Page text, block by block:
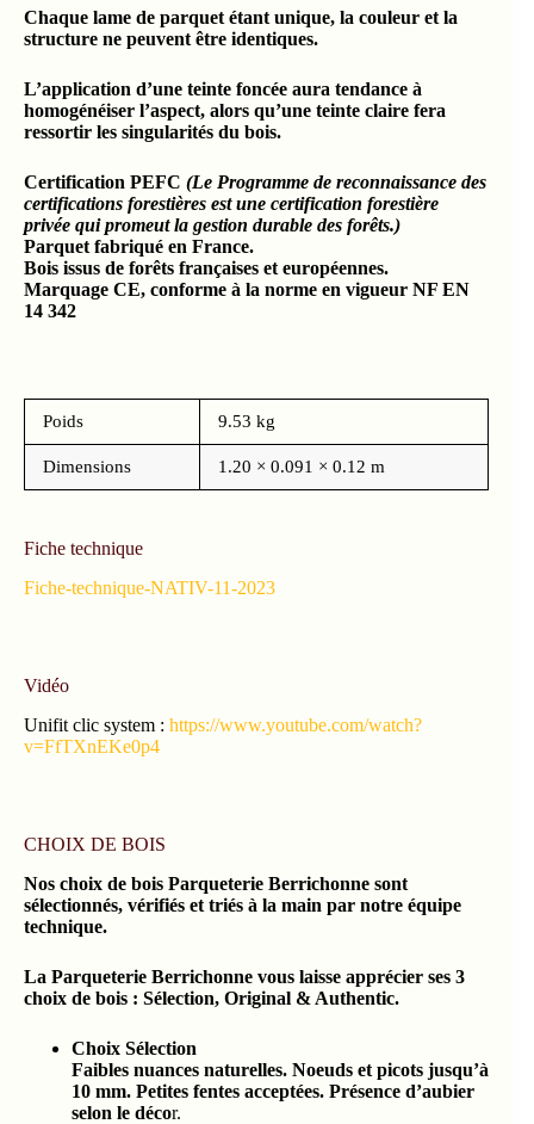
Chaque lame de parquet étant unique, la couleur et la
structure ne peuvent être identiques.
L’application d’une teinte foncée aura tendance à
homogénéiser l’aspect, alors qu’une teinte claire fera
ressortir les singularités du bois.
Certification PEFC (Le Programme de reconnaissance des
certifications forestières est une certification forestière
privée qui promeut la gestion durable des forêts.)
Parquet fabriqué en France.
Bois issus de forêts françaises et européennes.
Marquage CE, conforme à la norme en vigueur NF EN
14 342
Poids 9.53 kg
Dimensions 1.20 × 0.091 × 0.12 m
Fiche technique
Fiche-technique-NATIV-11-2023
Vidéo
Unifit clic system : https://www.youtube.com/watch?
v=FfTXnEKe0p4
CHOIX DE BOIS
Nos choix de bois Parqueterie Berrichonne sont
sélectionnés, vérifiés et triés à la main par notre équipe
technique.
La Parqueterie Berrichonne vous laisse apprécier ses 3
choix de bois : Sélection, Original & Authentic.
Choix Sélection
Faibles nuances naturelles. Noeuds et picots jusqu’à
10 mm. Petites fentes acceptées. Présence d’aubier
selon le décor.